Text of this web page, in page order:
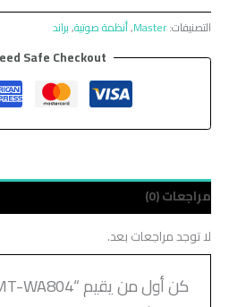
التصنيفات:Master
,أنظمة صوتية,براند
Safe Checkout
مراجعات (0)
لا توجد مراجعات بعد.
كن أول من يقيم “MT-WA804”